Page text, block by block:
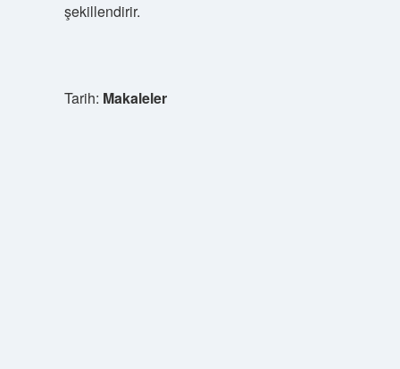
şekillendirir.
Tarih: Makaleler